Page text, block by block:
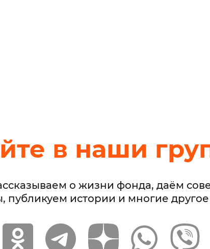
в наши
о жизни фонда, даём
публикуем истории и многие другое